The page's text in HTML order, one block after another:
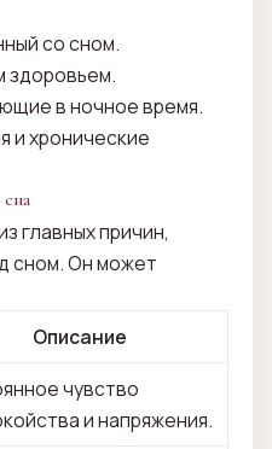
со сном.
здоровьем.
в ночное время.
и хронические
главных причин,
сном. Он может
Описание
чувство
и напряжения.